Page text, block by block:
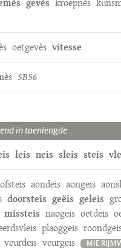
oetgevès vitesse
SBS6
in toenlengde
leis neis sleis steis
aondeis aongeis
doorsteis geëis geleis
missteis naogeis oetdeis
plaoggeis
veurdeis veurgeis MIE